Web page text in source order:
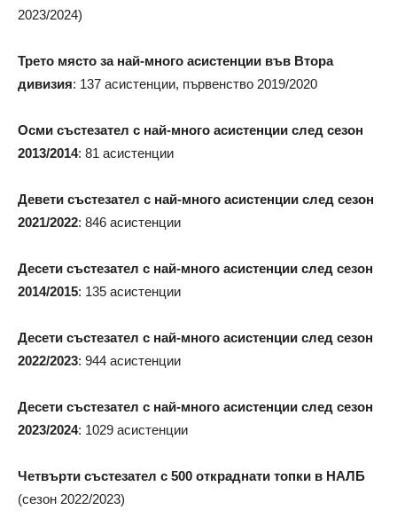
2023/2024)
Трето място за най-много асистенции във Втора
дивизия: 137 асистенции, първенство 2019/2020
Осми състезател с най-много асистенции след сезон
2013/2014: 81 асистенции
Девети състезател с най-много асистенции след сезон
2021/2022: 846 асистенции
Десети състезател с най-много асистенции след сезон
2014/2015: 135 асистенции
Десети състезател с най-много асистенции след сезон
2022/2023: 944 асистенции
Десети състезател с най-много асистенции след сезон
2023/2024: 1029 асистенции
Четвърти състезател с 500 откраднати топки в НАЛБ
(сезон 2022/2023)